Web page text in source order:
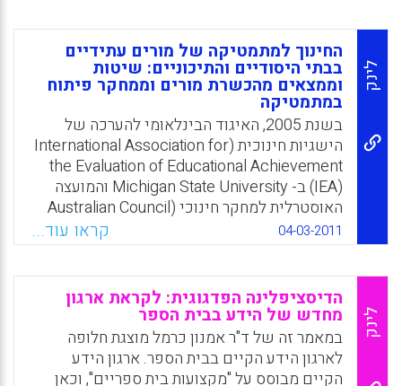
WhatsApp
Facebook
Email
X
לינק
החינוך למתמטיקה של מורים עתידיים
בבתי היסודיים והתיכוניים: שיטות
וממצאים מהכשרת מורים וממחקר פיתוח
במתמטיקה
בשנת 2005, האיגוד הבינלאומי להערכה של
הישגיות חינוכית (International Association for
the Evaluation of Educational Achievement
(IEA) ב- Michigan State University והמועצה
האוסטרלית למחקר חינוכי (Australian Council
for Educational Research) נקטו בצעד חשוב
לקידום תחום החינוך על-ידי שותפות לצורך פיתוח
ויישום המחקר ההשוואתי הבינלאומי הראשון של
הכשרת מורים במתמטיקה. במחקר שיתפו פעולה
17 מדינות. מטרתו של מאמר זה היא לתאר את
המתודולוגיה ששימשה במחקר הבינלאומי הגדול
הזה של הכשרת מורים ולחלוק את הממצאים
העיקריים שלו הקשורים להכנה המתמטית של
04-03-2011 קראו עוד...
לינק
הדיסציפלינה הפדגוגית: לקראת ארגון
מחדש של הידע בבית הספר
במאמר זה של ד"ר אמנון כרמל מוצגת חלופה
לארגון הידע הקיים בבית הספר. ארגון הידע
הקיים מבוסס על "מקצועות בית ספריים", וכאן